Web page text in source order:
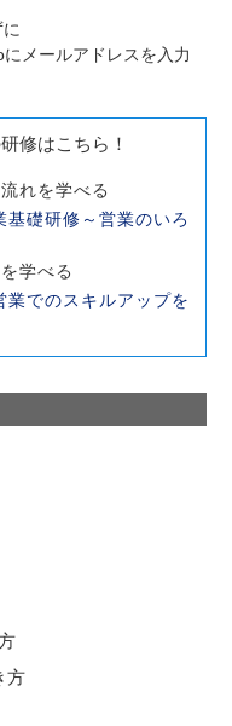
メールアドレスを入力
修はこちら！
れを学べる
基礎研修～営業のいろ
学べる
業でのスキルアップを
方